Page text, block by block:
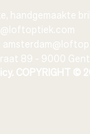
handgemaakte
89 - 9000
COPYRIGHT ©